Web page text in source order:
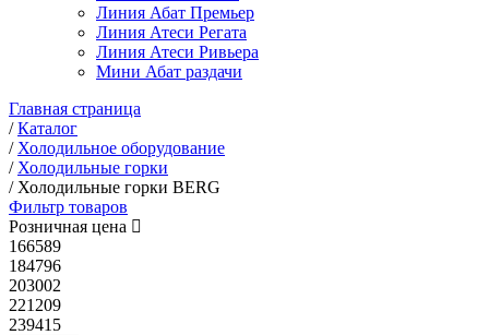
Линия Абат Премьер
Линия Атеси Регата
Линия Атеси Ривьера
Мини Абат раздачи
Главная страница
/Каталог
/ Холодильное оборудование
/ Холодильные горки
/ Холодильные горки BERG
Фильтр товаров
Розничная цена
166589
184796
203002
221209
239415